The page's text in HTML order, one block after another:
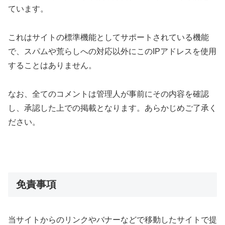
ています。
これはサイトの標準機能としてサポートされている機能
で、スパムや荒らしへの対応以外にこのIPアドレスを使用
することはありません。
なお、全てのコメントは管理人が事前にその内容を確認
し、承認した上での掲載となります。あらかじめご了承く
ださい。
免責事項
当サイトからのリンクやバナーなどで移動したサイトで提